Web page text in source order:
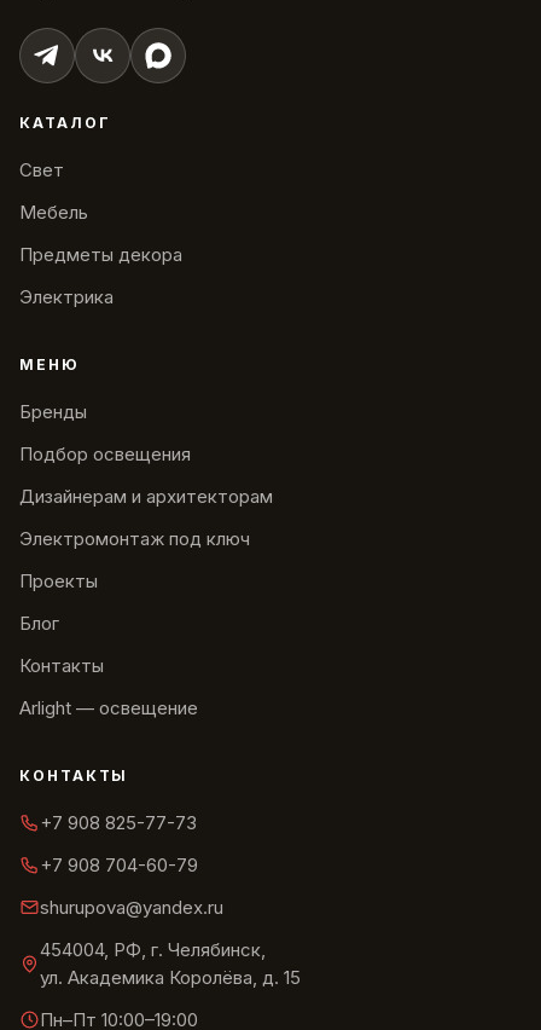
КАТАЛОГ
Свет
Мебель
Предметы декора
Электрика
МЕНЮ
Бренды
Подбор освещения
Дизайнерам и архитекторам
Электромонтаж под ключ
Проекты
Блог
Контакты
Arlight — освещение
КОНТАКТЫ
+7 908 825-77-73
+7 908 704-60-79
shurupova@yandex.ru
454004, РФ, г. Челябинск,
ул. Академика Королёва, д. 15
Пн–Пт 10:00–19:00